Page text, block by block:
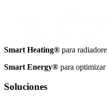
Smart Heating® para
Smart Energy® para optimizar
Soluciones